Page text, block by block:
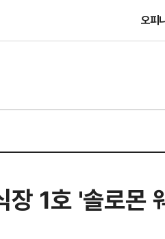
오피
장 1호 '솔로몬